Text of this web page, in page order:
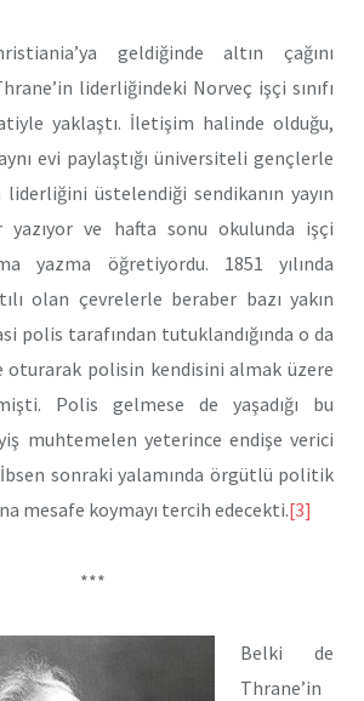
geldiğinde altın çağını
liderliğindeki Norveç işçi sınıfı
yaklaştı. İletişim halinde olduğu,
evi paylaştığı üniversiteli gençlerle
üstelendiği sendikanın yayın
yazıyor ve hafta sonu okulunda işçi
yazma öğretiyordu. 1851 yılında
olan çevrelerle beraber bazı yakın
polis tarafından tutuklandığında o da
oturarak polisin kendisini almak üzere
Polis gelmese de yaşadığı bu
muhtemelen yeterince endişe verici
sonraki yalamında örgütlü politik
mesafe koymayı tercih edecekti.[3]
***
Belki de
Thrane’in